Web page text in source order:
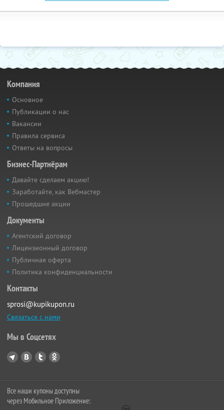
Компания
Основное
Публикации о нас
Вакансии
Правила сервиса
Ответы на вопросы
Бизнес-Партнёрам
Давайте сделаем акцию!
Заработайте, как Вебмастер
Прошедшие акции
Документы
Агентский договор
Лицензионный договор
Публичная оферта
Политика конфиденциальности
Контакты
sprosi@kupikupon.ru
Связаться с нами
Мы в Соцсетях
Все наши купоны доступны
через Мобильное Приложение: